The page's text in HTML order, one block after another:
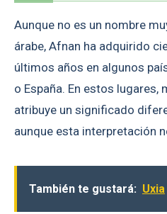
Aunque no es un nombre
árabe, Afnan ha adquirido
últimos años en algunos
o España. En estos lugares,
atribuye un significado
aunque esta interpretación
También te gustará: Uxia